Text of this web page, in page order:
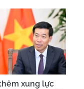
xung lực